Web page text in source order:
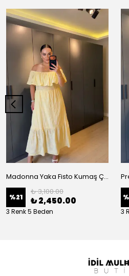
Madonna Yaka Fisto Kumaş Çiçek Desenli Elbise
%21
₺ 3,100.00
₺ 2,450.00
3 Renk 5 Beden
%
3